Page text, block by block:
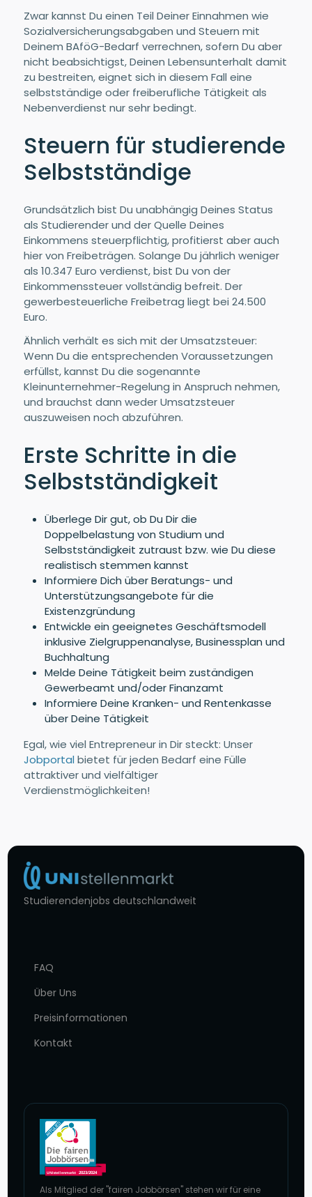
Zwar kannst Du einen Teil Deiner Einnahmen wie
Sozialversicherungsabgaben und Steuern mit
Deinem BAföG-Bedarf verrechnen, sofern Du aber
nicht beabsichtigst, Deinen Lebensunterhalt damit
zu bestreiten, eignet sich in diesem Fall eine
selbstständige oder freiberufliche Tätigkeit als
Nebenverdienst nur sehr bedingt.
Steuern für studierende
Selbstständige
Grundsätzlich bist Du unabhängig Deines Status
als Studierender und der Quelle Deines
Einkommens steuerpflichtig, profitierst aber auch
hier von Freibeträgen. Solange Du jährlich weniger
als 10.347 Euro verdienst, bist Du von der
Einkommenssteuer vollständig befreit. Der
gewerbesteuerliche Freibetrag liegt bei 24.500
Euro.
Ähnlich verhält es sich mit der Umsatzsteuer:
Wenn Du die entsprechenden Voraussetzungen
erfüllst, kannst Du die sogenannte
Kleinunternehmer-Regelung in Anspruch nehmen,
und brauchst dann weder Umsatzsteuer
auszuweisen noch abzuführen.
Erste Schritte in die
Selbstständigkeit
Überlege Dir gut, ob Du Dir die
Doppelbelastung von Studium und
Selbstständigkeit zutraust bzw. wie Du diese
realistisch stemmen kannst
Informiere Dich über Beratungs- und
Unterstützungsangebote für die
Existenzgründung
Entwickle ein geeignetes Geschäftsmodell
inklusive Zielgruppenanalyse, Businessplan und
Buchhaltung
Melde Deine Tätigkeit beim zuständigen
Gewerbeamt und/oder Finanzamt
Informiere Deine Kranken- und Rentenkasse
über Deine Tätigkeit
Egal, wie viel Entrepreneur in Dir steckt: Unser
Jobportalbietet für jeden Bedarf eine Fülle
attraktiver und vielfältiger
Verdienstmöglichkeiten!
Studierendenjobs deutschlandweit
FAQ
Über Uns
Preisinformationen
Kontakt
Als Mitglied der "fairen Jobbörsen" stehen wir für eine